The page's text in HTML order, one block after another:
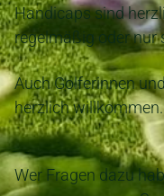
Handicaps sind
regelmäßig oder nur
Auch Golferinnen
herzlich willkommen.
Wer Fragen dazu